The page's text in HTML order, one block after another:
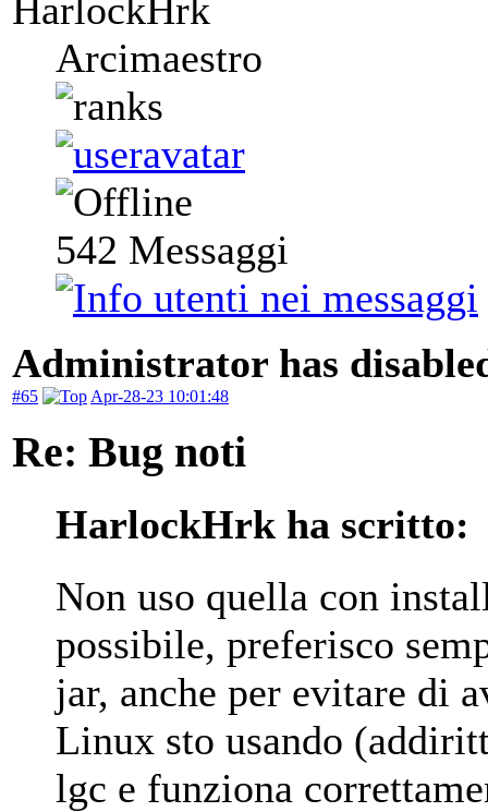
HarlockHrk
Arcimaestro
542 Messaggi
Administrator has
#65 Apr-28-23 10:01:48
Re: Bug noti
HarlockHrk ha scritto:
Non uso quella con
possibile, preferisco
jar, anche per evitare di
Linux sto usando
lgc e funziona